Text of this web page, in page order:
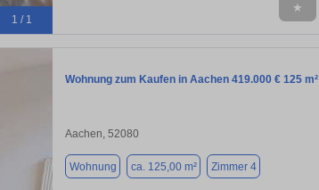
1 / 1
★
Wohnung zum Kaufen in Aachen 419.000 € 125 m²
Aachen, 52080
Wohnung ca. 125,00 m² Zimmer 4